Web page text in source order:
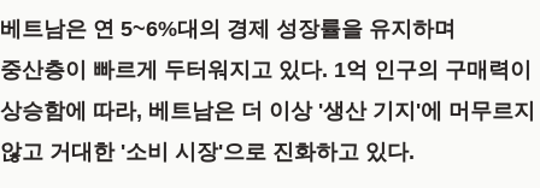
베트남은 연 5~6%대의 경제 성장률을 유지하며
중산층이 빠르게 두터워지고 있다. 1억 인구의 구매력이
상승함에 따라, 베트남은 더 이상 '생산 기지'에 머무르지
않고 거대한 '소비 시장'으로 진화하고 있다.